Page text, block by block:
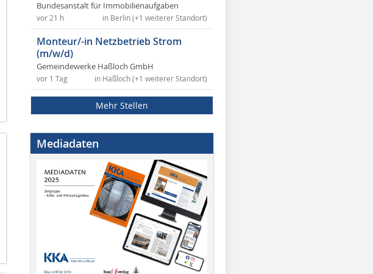
Bundesanstalt für Immobilienaufgaben
in Berlin (+1 weiterer Standort)
vor 21 h
Monteur/-in Netzbetrieb Strom
(m/w/d)
Gemeindewerke Haßloch GmbH
in Haßloch (+1 weiterer Standort)
vor 1 Tag
Mehr Stellen
Mediadaten